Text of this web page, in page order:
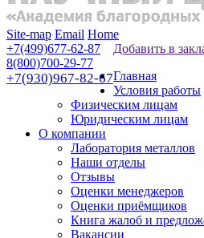
Site-map Email Home
+7(499)677-62-87
8(800)700-29-77
+7(930)967-82-67
Добавить в
Главная
Условия работы
Физическим лицам
Юридическим лицам
О компании
Лаборатория металлов
Наши отделы
Отзывы
Оценки менеджеров
Оценки приёмщиков
Книга жалоб и
Вакансии